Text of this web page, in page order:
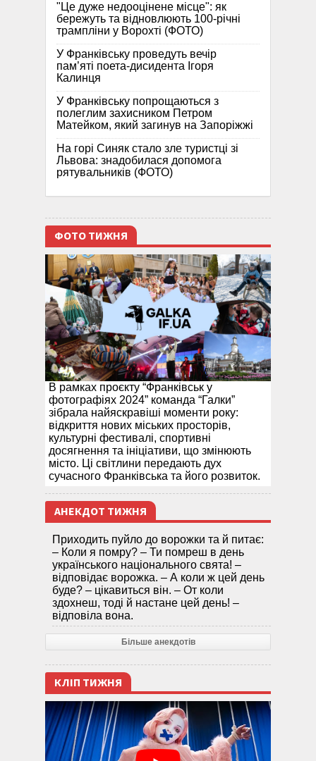
"Це дуже недооцінене місце": як
бережуть та відновлюють 100-річні
трампліни у Ворохті (ФОТО)
У Франківську проведуть вечір
пам’яті поета-дисидента Ігоря
Калинця
У Франківську попрощаються з
полеглим захисником Петром
Матейком, який загинув на Запоріжжі
На горі Синяк стало зле туристці зі
Львова: знадобилася допомога
рятувальників (ФОТО)
ФОТО ТИЖНЯ
В рамках проєкту “Франківськ у
фотографіях 2024” команда “Галки”
зібрала найяскравіші моменти року:
відкриття нових міських просторів,
культурні фестивалі, спортивні
досягнення та ініціативи, що змінюють
місто. Ці світлини передають дух
сучасного Франківська та його розвиток.
АНЕКДОТ ТИЖНЯ
Приходить пуйло до ворожки та й питає:
– Коли я помру? – Ти помреш в день
українського національного свята! –
відповідає ворожка. – А коли ж цей день
буде? – цікавиться він. – От коли
здохнеш, тоді й настане цей день! –
відповіла вона.
Більше анекдотів
КЛІП ТИЖНЯ